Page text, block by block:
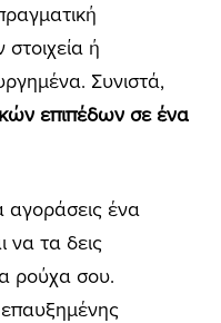
ή
Συνιστά,
επιπέδων σε ένα
αγοράσεις ένα
να τα δεις
ρούχα σου.